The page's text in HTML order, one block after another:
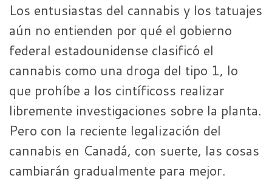
Los entusiastas del cannabis y los tatuajes
aún no entienden por qué el gobierno
federal estadounidense clasificó el
cannabis como una droga del tipo 1, lo
que prohíbe a los cintíficoss realizar
libremente investigaciones sobre la planta.
Pero con la reciente legalización del
cannabis en Canadá, con suerte, las cosas
cambiarán gradualmente para mejor.